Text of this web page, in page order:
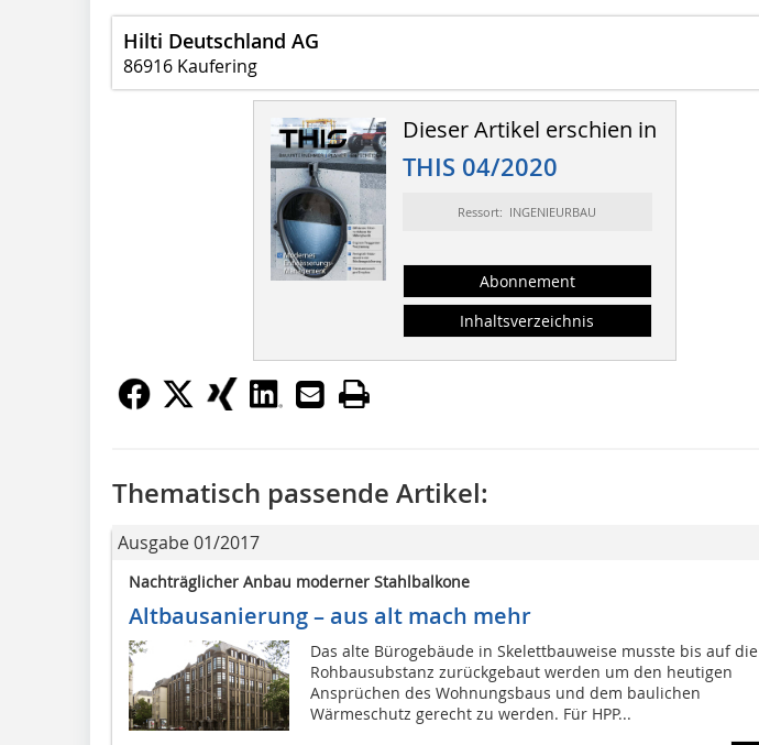
Hilti Deutschland AG
86916 Kaufering
Dieser Artikel erschien in
THIS 04/2020
Ressort: INGENIEURBAU
Abonnement
Inhaltsverzeichnis
Thematisch passende Artikel:
Ausgabe 01/2017
Nachträglicher Anbau moderner Stahlbalkone
Altbausanierung – aus alt mach mehr
Das alte Bürogebäude in Skelettbauweise musste bis auf die
Rohbausubstanz zurückgebaut werden um den heutigen
Ansprüchen des Wohnungsbaus und dem baulichen
Wärmeschutz gerecht zu werden. Für HPP...